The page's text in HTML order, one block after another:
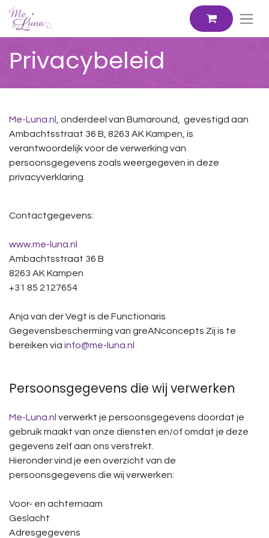
Privacybeleid
Me-Luna.nl
, onderdeel van Bumaround, gevestigd aan
Ambachtsstraat 36 B, 8263 AK Kampen, is
verantwoordelijk voor de verwerking van
persoonsgegevens zoals weergegeven in deze
privacyverklaring.
Contactgegevens:
www.me-luna.nl
Ambachtsstraat 36 B
8263 AK Kampen
+31 85 2127654
Anja van der Vegt is de Functionaris
Gegevensbescherming van greANconcepts Zij is te
bereiken via info@me-luna.nl
Persoonsgegevens die wij verwerken
Me-Luna.nl verwerkt je persoonsgegevens doordat je
gebruik maakt van onze diensten en/of omdat je deze
gegevens zelf aan ons verstrekt.
Hieronder vind je een overzicht van de
persoonsgegevens die wij verwerken:
Voor- en achternaam
Geslacht
Adresgegevens